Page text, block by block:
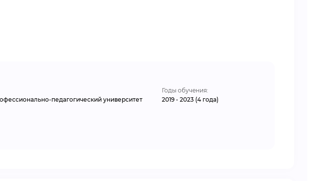
педагогический университет
Годы обучения:
2019 - 2023 (4 года)